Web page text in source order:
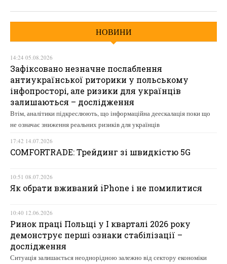
НОВИНИ
14:24 05.08.2026
Зафіксовано незначне послаблення
антиукраїнської риторики у польському
інфопросторі, але ризики для українців
залишаються – дослідження
Втім, аналітики підкреслюють, що інформаційна деескалація поки що
не означає зниження реальних ризиків для українців
17:42 14.07.2026
COMFORTRADE: Трейдинг зі швидкістю 5G
10:51 08.07.2026
Як обрати вживаний iPhone і не помилитися
10:40 12.06.2026
Ринок праці Польщі у І кварталі 2026 року
демонструє перші ознаки стабілізації –
дослідження
Ситуація залишається неоднорідною залежно від сектору економіки